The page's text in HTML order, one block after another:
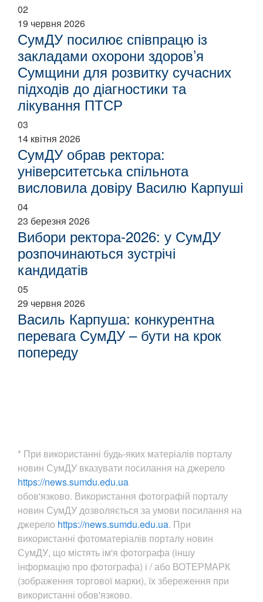
02
19 червня 2026
СумДУ посилює співпрацю із
закладами охорони здоров’я
Сумщини для розвитку сучасних
підходів до діагностики та
лікування ПТСР
03
14 квітня 2026
СумДУ обрав ректора:
університетська спільнота
висловила довіру Василю Карпуші
04
23 березня 2026
Вибори ректора-2026: у СумДУ
розпочинаються зустрічі
кандидатів
05
29 червня 2026
Василь Карпуша: конкурентна
перевага СумДУ – бути на крок
попереду
* При використанні будь-яких матеріалів порталу
новин СумДУ вказувати посилання на джерело
https://news.sumdu.edu.ua
обов'язково. Використання фотографій порталу
новин СумДУ дозволяється за умови посилання на
джерело https://news.sumdu.edu.ua. При
використанні фотоматеріалів порталу новин
СумДУ, що містять ім'я фотографа (іншу
інформацію про фотографа) і / або ВОТЕРМАРК
(зображення торгової марки), їх збереження при
використанні обов'язково.